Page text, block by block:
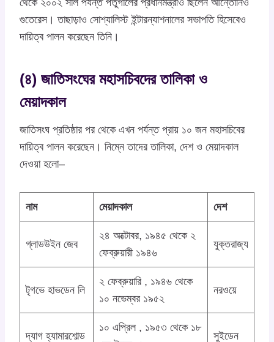
গুতেরেস। তাছাড়াও সোশ্যালিস্ট ইন্টারন্যাশনালের সভাপতি হিসেবেও
দায়িত্ব পালন করেছেন তিনি।
(৪) জাতিসংঘের মহাসচিবদের তালিকা ও
মেয়াদকাল
জাতিসংঘ প্রতিষ্ঠার পর থেকে এখন পর্যন্ত প্রায় ১০ জন মহাসচিবের
দায়িত্ব পালন করেছেন। নিম্নে তাদের তালিকা, দেশ ও মেয়াদকাল
দেওয়া হলো–
নাম মেয়াদকাল দেশ
গ্লাডউইন জেব
২৪ অক্টোবর, ১৯৪৫ থেকে ২
ফেব্রুয়ারী ১৯৪৬
যুক্তরাজ্য
টৃগভে হাভডেন লি
২ ফেব্রুয়ারি , ১৯৪৬ থেকে
১০ নভেম্বর ১৯৫২
নরওয়ে
দ্যাগ হ্যামারশোল্ড
১০ এপ্রিল , ১৯৫৩ থেকে ১৮
সুইডেন